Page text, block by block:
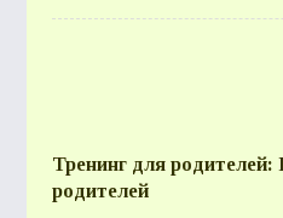
Тренинг для
родителей